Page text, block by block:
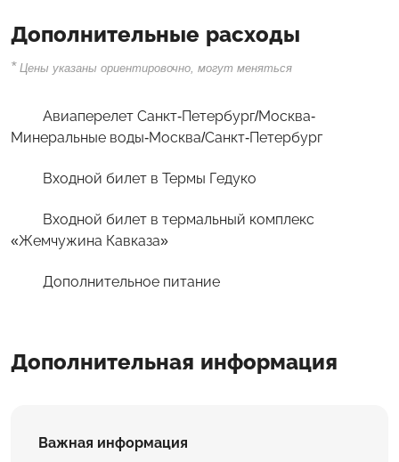
Дополнительные расходы
* Цены указаны ориентировочно, могут меняться
Авиаперелет Санкт-Петербург/Москва-
Минеральные воды-Москва/Санкт-Петербург
Входной билет в Термы Гедуко
Входной билет в термальный комплекс
«Жемчужина Кавказа»
Дополнительное питание
Дополнительная информация
Важная информация